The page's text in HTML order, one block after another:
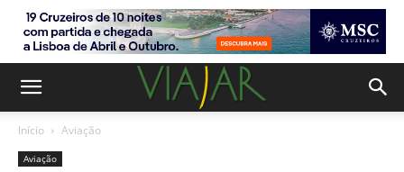
Início Aviação
Aviação